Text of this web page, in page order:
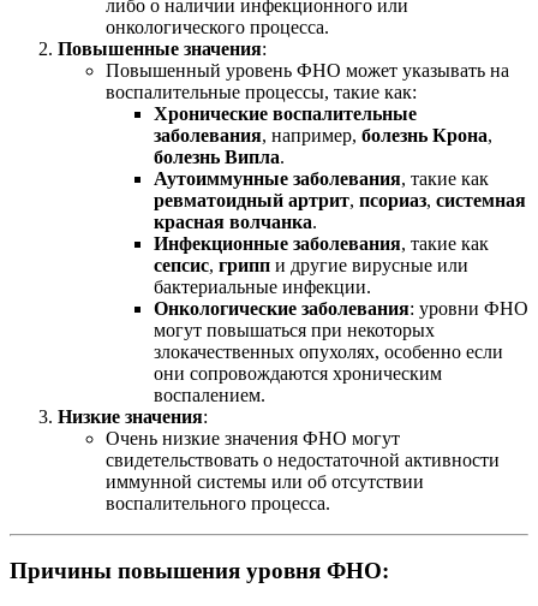
либо о наличии инфекционного или
онкологического процесса.
Повышенные значения:
Повышенный уровень ФНО может указывать на
воспалительные процессы, такие как:
Хронические воспалительные
заболевания, например, болезнь Крона,
болезнь Випла.
Аутоиммунные заболевания, такие как
ревматоидный артрит, псориаз, системная
красная волчанка.
Инфекционные заболевания, такие как
сепсис, грипп и другие вирусные или
бактериальные инфекции.
Онкологические заболевания: уровни ФНО
могут повышаться при некоторых
злокачественных опухолях, особенно если
они сопровождаются хроническим
воспалением.
Низкие значения:
Очень низкие значения ФНО могут
свидетельствовать о недостаточной активности
иммунной системы или об отсутствии
воспалительного процесса.
Причины повышения уровня ФНО: